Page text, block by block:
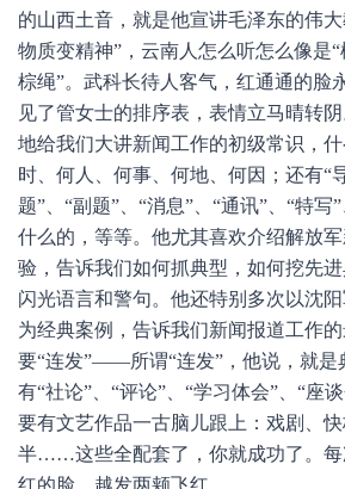
的山西土音，就是他宣讲毛泽东的伟大
物质变精神”，云南人怎么听怎么像是
棕绳”。武科长待人客气，红通通的脸
见了管女士的排序表，表情立马晴转
地给我们大讲新闻工作的初级常识，
时、何人、何事、何地、何因；还有“
题”、“副题”、“消息”、“通讯”、“特写
什么的，等等。他尤其喜欢介绍解放
验，告诉我们如何抓典型，如何挖先
闪光语言和警句。他还特别多次以沈
为经典案例，告诉我们新闻报道工作
要“连发”——所谓“连发”，他说，就是
有“社论”、“评论”、“学习体会”、“座
要有文艺作品一古脑儿跟上：戏剧、
半……这些全配套了，你就成功了。每
红的脸，越发两颊飞红。